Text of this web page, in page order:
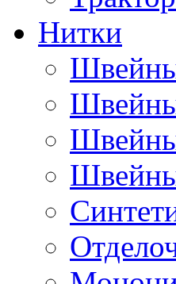
Нитки